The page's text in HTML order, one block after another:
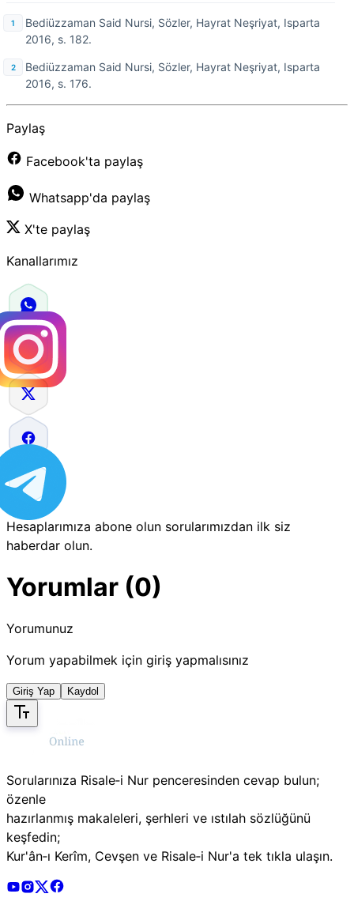
Bediüzzaman Said Nursi, Sözler, Hayrat Neşriyat, Isparta
2016, s. 182.
Bediüzzaman Said Nursi, Sözler, Hayrat Neşriyat, Isparta
2016, s. 176.
Paylaş
Facebook'ta paylaş
Whatsapp'da paylaş
X'te paylaş
Kanallarımız
Hesaplarımıza abone olun sorularımızdan ilk siz
haberdar olun.
Yorumlar (0)
Yorumunuz
Yorum yapabilmek için giriş yapmalısınız
Giriş Yap Kaydol
Sorularınıza Risale‑i Nur penceresinden cevap bulun;
özenle
hazırlanmış makaleleri, şerhleri ve ıstılah sözlüğünü
keşfedin;
Kur'ân‑ı Kerîm, Cevşen ve Risale‑i Nur'a tek tıkla ulaşın.
Risale Online Youtube Hesabı
Risale Online Instagram Hesabı
Risale Online X Hesabı